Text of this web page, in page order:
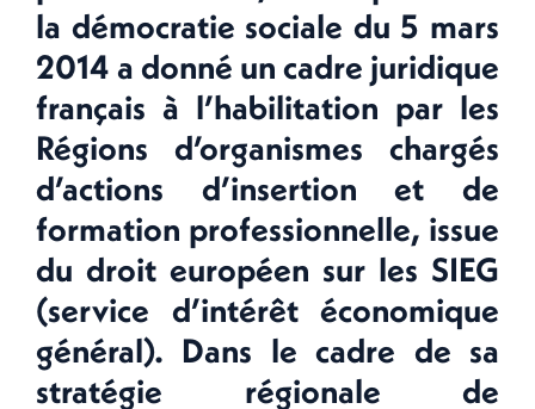
la démocratie sociale du 5 mars
2014 a donné un cadre juridique
français à l’habilitation par les
Régions d’organismes chargés
d’actions d’insertion et de
formation professionnelle, issue
du droit européen sur les SIEG
(service d’intérêt économique
général). Dans le cadre de sa
stratégie régionale de